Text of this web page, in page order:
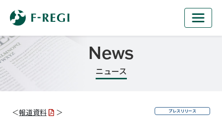
News
ニュース
＜報道資料 ＞ プレスリリース